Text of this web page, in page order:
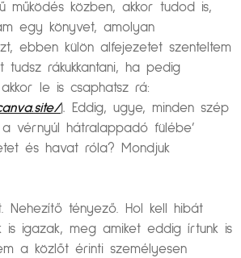
működés közben, akkor tudod is,
egy könyvet, amolyan
ebben külön alfejezetet szenteltem
tudsz rákukkantani, ha pedig
le is csaphatsz rá:
). Eddig, ugye, minden szép
vérnyúl hátralappadó fülébe’
és havat róla? Mondjuk
Nehezítő tényező. Hol kell hibát
is igazak, meg amiket eddig írtunk is
a közlőt érinti személyesen